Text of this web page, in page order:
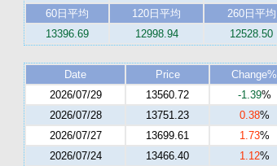
60日平均
120日平均
260日平均
13396.69
12998.94 12528.50
Date Price
Change%
2026/07/29
13560.72 -1.39%
2026/07/28
13751.23 0.38%
2026/07/27
13699.61 1.73%
2026/07/24
13466.40 1.12%